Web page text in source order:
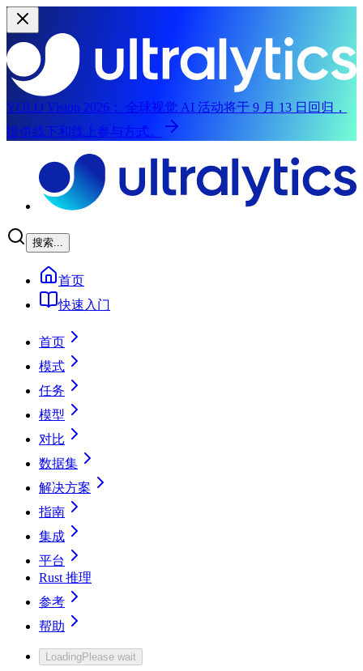
YOLO Vision 2026：
全球视觉 AI 活动将于 9 月 13 日回归，
提供线下和线上参与方式。
搜索...
首页
快速入门
首页
模式
任务
模型
对比
数据集
解决方案
指南
集成
平台
Rust 推理
参考
帮助
LoadingPlease wait